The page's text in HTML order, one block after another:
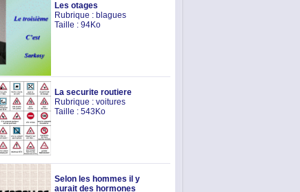
Les otages
Rubrique : blagues
Taille : 94Ko
La securite routiere
Rubrique : voitures
Taille : 543Ko
Selon les hommes il y
aurait des hormones